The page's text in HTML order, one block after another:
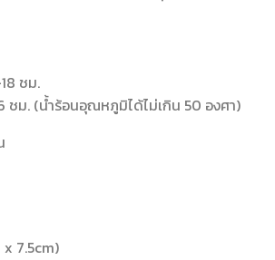
ชม.
ชม. (น้ำร้อนอุณหภูมิได้ไม่เกิน 50 องศา)
7.5cm)